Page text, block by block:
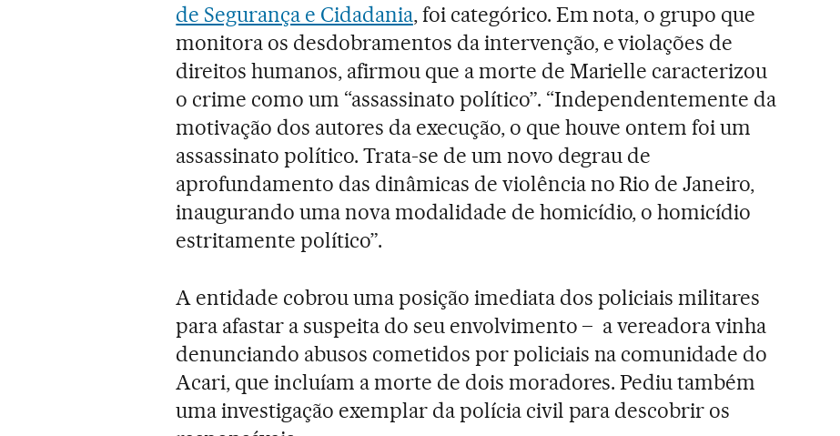
de Segurança e Cidadania, foi categórico. Em nota, o grupo que
monitora os desdobramentos da intervenção, e violações de
direitos humanos, afirmou que a morte de Marielle caracterizou
o crime como um “assassinato político”. “Independentemente da
motivação dos autores da execução, o que houve ontem foi um
assassinato político. Trata-se de um novo degrau de
aprofundamento das dinâmicas de violência no Rio de Janeiro,
inaugurando uma nova modalidade de homicídio, o homicídio
estritamente político”.
A entidade cobrou uma posição imediata dos policiais militares
para afastar a suspeita do seu envolvimento – a vereadora vinha
denunciando abusos cometidos por policiais na comunidade do
Acari, que incluíam a morte de dois moradores. Pediu também
uma investigação exemplar da polícia civil para descobrir os